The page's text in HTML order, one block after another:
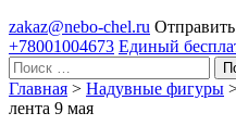
zakaz@nebo-chel.ru
+78001004673 Единый
Главная > Надувные фигуры
лента 9 мая